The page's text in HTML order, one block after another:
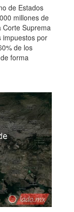
de Estados
millones de
Corte Suprema
impuestos por
de los
forma